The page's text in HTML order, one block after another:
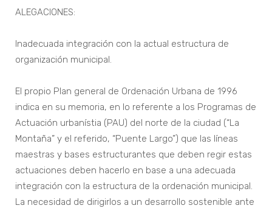
ALEGACIONES:
Inadecuada integración con la actual estructura de
organización municipal.
El propio Plan general de Ordenación Urbana de 1996
indica en su memoria, en lo referente a los Programas de
Actuación urbanístia (PAU) del norte de la ciudad (“La
Montaña” y el referido, “Puente Largo”) que las líneas
maestras y bases estructurantes que deben regir estas
actuaciones deben hacerlo en base a una adecuada
integración con la estructura de la ordenación municipal.
La necesidad de dirigirlos a un desarrollo sostenible ante